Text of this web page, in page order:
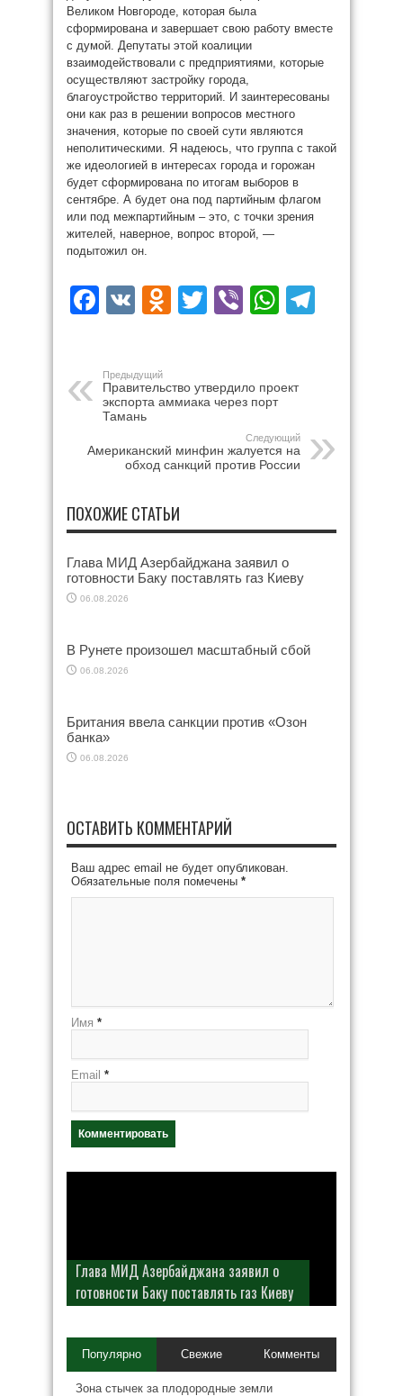
Великом Новгороде, которая была
сформирована и завершает свою работу вместе
с думой. Депутаты этой коалиции
взаимодействовали с предприятиями, которые
осуществляют застройку города,
благоустройство территорий. И заинтересованы
они как раз в решении вопросов местного
значения, которые по своей сути являются
неполитическими. Я надеюсь, что группа с такой
же идеологией в интересах города и горожан
будет сформирована по итогам выборов в
сентябре. А будет она под партийным флагом
или под межпартийным – это, с точки зрения
жителей, наверное, вопрос второй, —
подытожил он.
Facebook
VK Odnoklassniki
Twitter
Viber
Предыдущий
Правительство утвердило проект
экспорта аммиака через порт
Тамань
Следующий
Американский минфин жалуется на
обход санкций против России
ПОХОЖИЕ СТАТЬИ
Глава МИД Азербайджана заявил о
готовности Баку поставлять газ Киеву
06.08.2026
В Рунете произошел масштабный сбой
06.08.2026
Британия ввела санкции против «Озон
банка»
06.08.2026
ОСТАВИТЬ КОММЕНТАРИЙ
Ваш адрес email не будет опубликован.
Обязательные поля помечены *
Имя *
Email *
Глава МИД Азербайджана заявил о
готовности Баку поставлять газ Киеву
Популярно Свежие Комменты
Зона стычек за плодородные земли